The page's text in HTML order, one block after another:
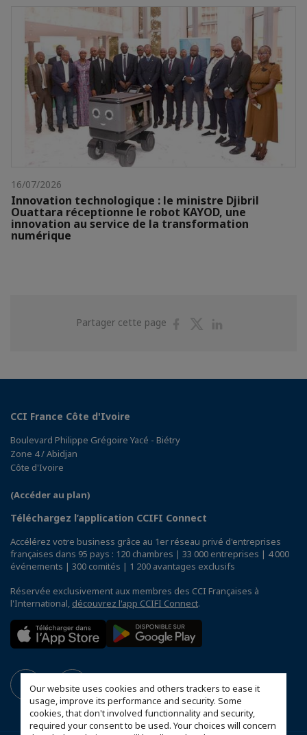
Our website uses cookies and others trackers to ease it
usage, improve its performance and security. Some
cookies, that don't involved functionnality and security,
required your consent to be used. Your choices will concern
16/07/2026
Innovation technologique : le ministre Djibril
Ouattara réceptionne le robot KAYOD, une
innovation au service de la transformation
numérique
Partager cette page
PartagerPartager
CCI France Côte d'Ivoire
Boulevard Philippe Grégoire Yacé - Biétry
Zone 4 / Abidjan
Côte d'Ivoire
(Accéder au plan)
Téléchargez l’application CCIFI Connect
Accélérez votre business grâce au 1er réseau privé d'entreprises
françaises dans 95 pays : 120 chambres | 33 000 entreprises | 4 000
événements | 300 comités | 1 200 avantages exclusifs
Réservée exclusivement aux membres des CCI Françaises à
l'International, découvrez l'app CCIFI Connect.